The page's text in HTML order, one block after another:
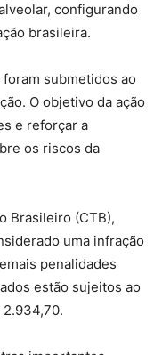
configurando
brasileira.
submetidos ao
O objetivo da ação
e reforçar a
os riscos da
Brasileiro (CTB),
uma infração
penalidades
estão sujeitos ao